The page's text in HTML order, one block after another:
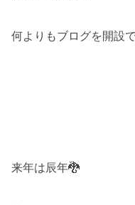
何よりもブログを開設
来年は辰年🐉